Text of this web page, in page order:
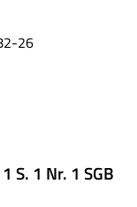
26
S. 1 Nr. 1 SGB